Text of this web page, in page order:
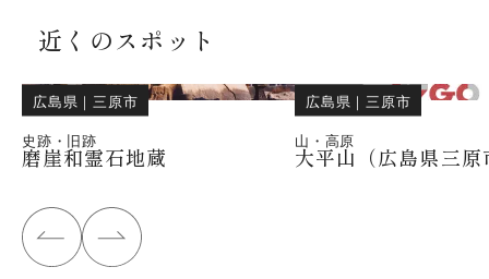
近くのスポット
広島県 ｜ 三原市
史跡・旧跡
磨崖和霊石地蔵
広島県 ｜ 三原市
山・高原
大平山（広島県三原